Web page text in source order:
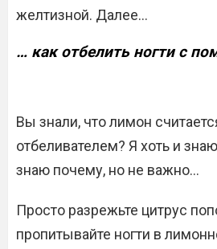
желтизной. Далее…
… как отбелить ногти с
Вы знали, что лимон
отбеливателем? Я хоть и
знаю почему, но не важно…
Просто разрежьте цитрус
пропитывайте ногти в